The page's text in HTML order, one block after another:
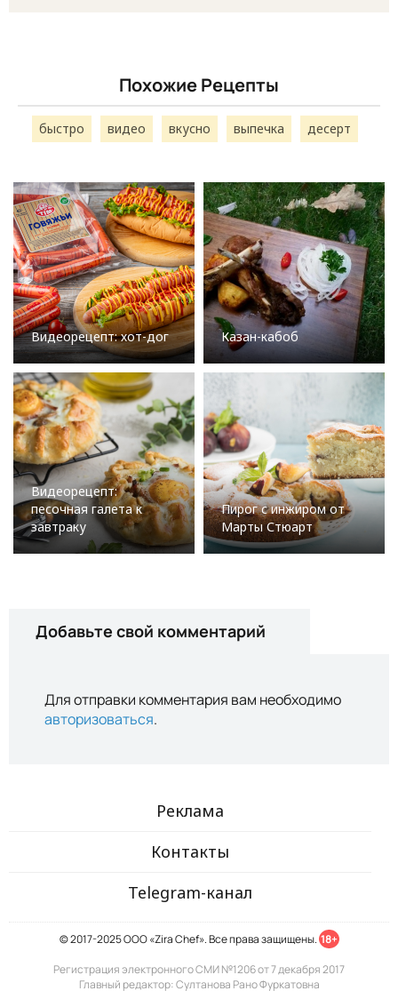
Похожие Рецепты
быстро видео вкусно выпечка десерт
Видеорецепт: хот-дог Казан-кабоб
Видеорецепт:
песочная галета к
завтраку
Пирог с инжиром от
Марты Стюарт
Добавьте свой комментарий
Для отправки комментария вам необходимо
авторизоваться.
Реклама
Контакты
Telegram-канал
© 2017-2025 ООО «Zira Chef». Все права защищены. 18+
Регистрация электронного СМИ №1206 от 7 декабря 2017
Главный редактор: Султанова Рано Фуркатовна